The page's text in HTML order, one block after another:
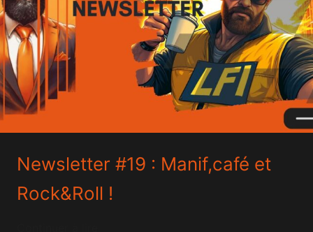
Newsletter #19 : Manif,café et
Rock&Roll !